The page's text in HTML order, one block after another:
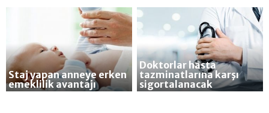
Staj yapan anneye erken
emeklilik avantajı
Doktorlar hasta
tazminatlarına karşı
sigortalanacak